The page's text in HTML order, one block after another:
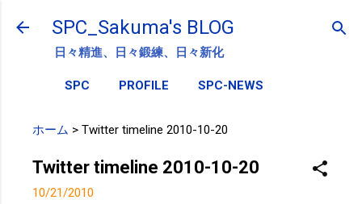
スキップしてメイン コンテンツに移動
SPC_Sakuma's BLOG
日々精進、日々鍛練、日々新化
SPC PROFILE SPC-NEWS
ホーム > Twitter timeline 2010-10-20
Twitter timeline 2010-10-20
10/21/2010